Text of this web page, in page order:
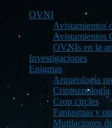
OVNI
Avistamientos
Avistamientos
OVNIs en la
Investigaciones
Enigmas
Arqueología
Criptozoología
Crop circles
Fantasmas y
Mutilaciones